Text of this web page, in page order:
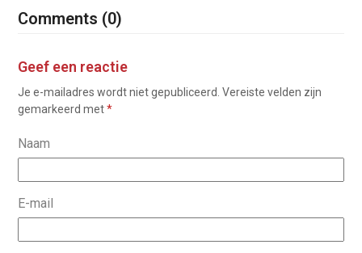
Comments (0)
Geef een reactie
Je e-mailadres wordt niet gepubliceerd. Vereiste velden zijn
gemarkeerd met*
Naam
E-mail